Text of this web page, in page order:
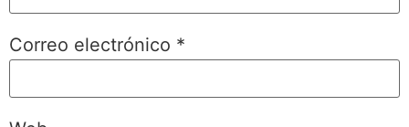
Correo electrónico *